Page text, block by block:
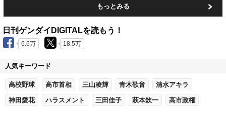
もっとみる
日刊ゲンダイDIGITALを読もう！
6.6万 18.5万
人気キーワード
高校野球 高市首相 三山凌輝 青木歌音 清水アキラ
神田愛花 ハラスメント 三田佳子 萩本欽一 高市政権